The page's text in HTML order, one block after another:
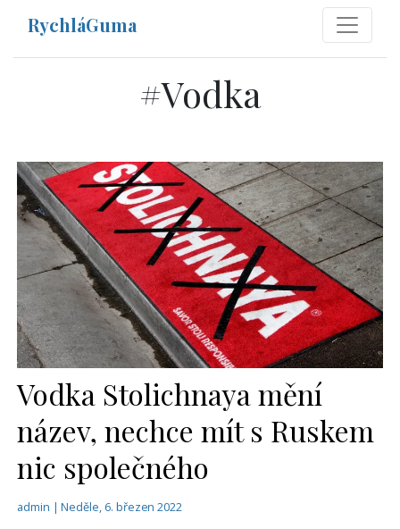
RychláGuma
#Vodka
Vodka Stolichnaya mění
název, nechce mít s Ruskem
nic společného
admin | Neděle, 6. březen 2022